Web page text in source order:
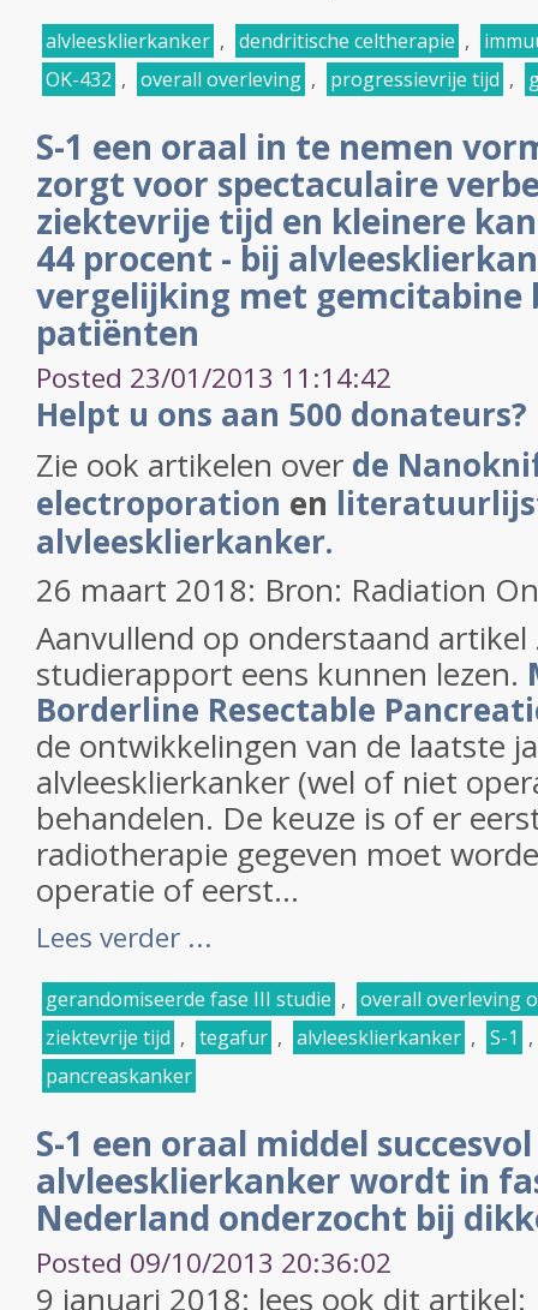
alvleesklierkanker , dendritische celtherapie ,
OK-432 , overall overleving , progressievrije tijd ,
S-1 een oraal in te nemen
zorgt voor spectaculaire
ziektevrije tijd en kleinere
44 procent - bij
vergelijking met gemcitabine
patiënten
Posted 23/01/2013 11:14:42
Helpt u ons aan 500 donateurs?
Zie ook artikelen over de
electroporation en
alvleesklierkanker.
26 maart 2018: Bron: Radiation
Aanvullend op onderstaand
studierapport eens kunnen lezen.
Borderline Resectable
de ontwikkelingen van de laatste
alvleesklierkanker (wel of niet
behandelen. De keuze is of er
radiotherapie gegeven moet
operatie of eerst...
Lees verder ...
gerandomiseerde fase III studie , overall overleving
ziektevrije tijd , tegafur , alvleesklierkanker , S-1 ,
pancreaskanker
S-1 een oraal middel
alvleesklierkanker wordt in
Nederland onderzocht bij
Posted 09/10/2013 20:36:02
9 januari 2018: lees ook dit artikel: